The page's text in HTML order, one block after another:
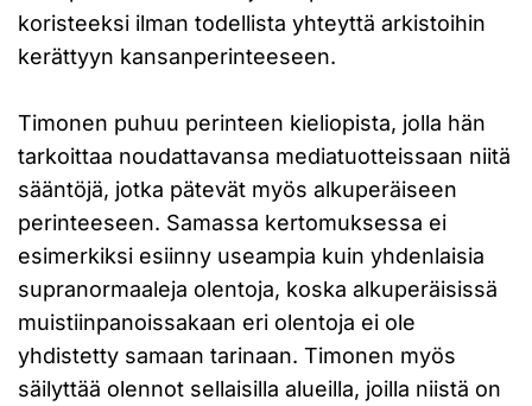
koristeeksi ilman todellista yhteyttä arkistoihin
kerättyyn kansanperinteeseen.
Timonen puhuu perinteen kieliopista, jolla hän
tarkoittaa noudattavansa mediatuotteissaan niitä
sääntöjä, jotka pätevät myös alkuperäiseen
perinteeseen. Samassa kertomuksessa ei
esimerkiksi esiinny useampia kuin yhdenlaisia
supranormaaleja olentoja, koska alkuperäisissä
muistiinpanoissakaan eri olentoja ei ole
yhdistetty samaan tarinaan. Timonen myös
säilyttää olennot sellaisilla alueilla, joilla niistä on